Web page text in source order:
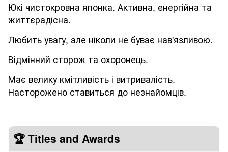
Юкі чистокровна японка. Активна, енергійна та
життєрадісна.
Любить увагу, але ніколи не буває нав'язливою.
Відмінний сторож та охоронець.
Має велику кмітливість і витривалість.
Насторожено ставиться до незнайомців.
🏆 Titles and Awards